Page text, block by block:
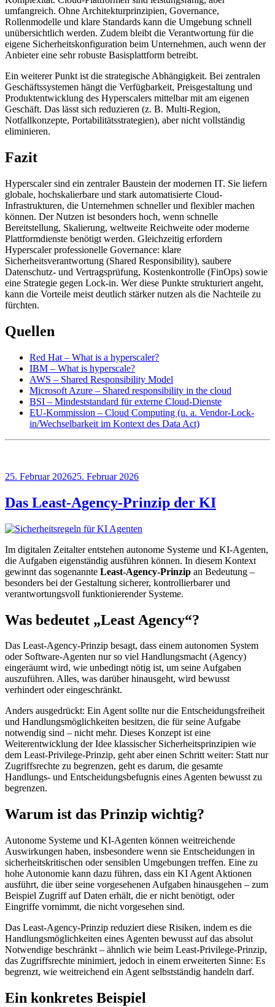
umfangreich. Ohne Architekturprinzipien, Governance,
Rollenmodelle und klare Standards kann die Umgebung schnell
unübersichtlich werden. Zudem bleibt die Verantwortung für die
eigene Sicherheitskonfiguration beim Unternehmen, auch wenn der
Anbieter eine sehr robuste Basisplattform betreibt.
Ein weiterer Punkt ist die strategische Abhängigkeit. Bei zentralen
Geschäftssystemen hängt die Verfügbarkeit, Preisgestaltung und
Produktentwicklung des Hyperscalers mittelbar mit am eigenen
Geschäft. Das lässt sich reduzieren (z. B. Multi-Region,
Notfallkonzepte, Portabilitätsstrategien), aber nicht vollständig
eliminieren.
Fazit
Hyperscaler sind ein zentraler Baustein der modernen IT. Sie liefern
globale, hochskalierbare und stark automatisierte Cloud-
Infrastrukturen, die Unternehmen schneller und flexibler machen
können. Der Nutzen ist besonders hoch, wenn schnelle
Bereitstellung, Skalierung, weltweite Reichweite oder moderne
Plattformdienste benötigt werden. Gleichzeitig erfordern
Hyperscaler professionelle Governance: klare
Sicherheitsverantwortung (Shared Responsibility), saubere
Datenschutz- und Vertragsprüfung, Kostenkontrolle (FinOps) sowie
eine Strategie gegen Lock-in. Wer diese Punkte strukturiert angeht,
kann die Vorteile meist deutlich stärker nutzen als die Nachteile zu
fürchten.
Quellen
Red Hat – What is a hyperscaler?
IBM – What is hyperscale?
AWS – Shared Responsibility Model
Microsoft Azure – Shared responsibility in the cloud
BSI – Mindeststandard für externe Cloud-Dienste
EU-Kommission – Cloud Computing (u. a. Vendor-Lock-
in/Wechselbarkeit im Kontext des Data Act)
Veröffentlicht
25. Februar 202625. Februar 2026
Das Least-Agency-Prinzip der KI
Im digitalen Zeitalter entstehen autonome Systeme und KI-Agenten,
die Aufgaben eigenständig ausführen können. In diesem Kontext
gewinnt das sogenannte Least-Agency-Prinzip an Bedeutung –
besonders bei der Gestaltung sicherer, kontrollierbarer und
verantwortungsvoll funktionierender Systeme.
Was bedeutet „Least Agency“?
Das Least-Agency-Prinzip besagt, dass einem autonomen System
oder Software-Agenten nur so viel Handlungsmacht (Agency)
eingeräumt wird, wie unbedingt nötig ist, um seine Aufgaben
auszuführen. Alles, was darüber hinausgeht, wird bewusst
verhindert oder eingeschränkt.
Anders ausgedrückt: Ein Agent sollte nur die Entscheidungsfreiheit
und Handlungsmöglichkeiten besitzen, die für seine Aufgabe
notwendig sind – nicht mehr. Dieses Konzept ist eine
Weiterentwicklung der Idee klassischer Sicherheitsprinzipien wie
dem Least-Privilege-Prinzip, geht aber einen Schritt weiter: Statt nur
Zugriffsrechte zu begrenzen, geht es darum, die gesamte
Handlungs- und Entscheidungsbefugnis eines Agenten bewusst zu
begrenzen.
Warum ist das Prinzip wichtig?
Autonome Systeme und KI-Agenten können weitreichende
Auswirkungen haben, insbesondere wenn sie Entscheidungen in
sicherheitskritischen oder sensiblen Umgebungen treffen. Eine zu
hohe Autonomie kann dazu führen, dass ein KI Agent Aktionen
ausführt, die über seine vorgesehenen Aufgaben hinausgehen – zum
Beispiel Zugriff auf Daten erhält, die er nicht benötigt, oder
Eingriffe vornimmt, die nicht vorgesehen sind.
Das Least-Agency-Prinzip reduziert diese Risiken, indem es die
Handlungsmöglichkeiten eines Agenten bewusst auf das absolut
Notwendige beschränkt – ähnlich wie beim Least-Privilege-Prinzip,
das Zugriffsrechte minimiert, jedoch in einem erweiterten Sinne: Es
begrenzt, wie weitreichend ein Agent selbstständig handeln darf.
Ein konkretes Beispiel